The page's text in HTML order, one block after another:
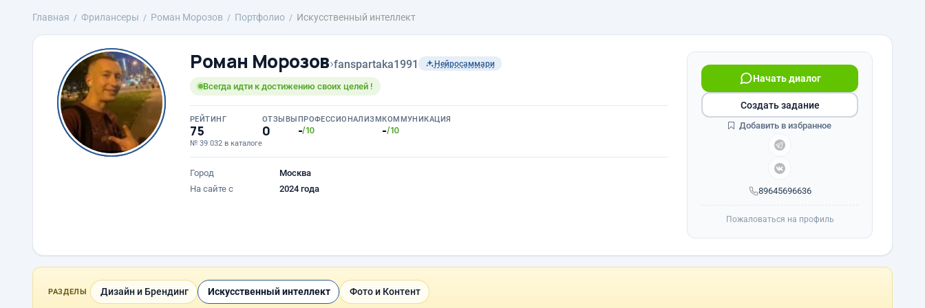
Главная Фрилансеры Роман Морозов Портфолио Искусственный интеллект
Роман Морозов›fanspartaka1991 Нейросаммари
Всегда идти к достижению своих целей !
РЕЙТИНГ
75
№ 39 032 в каталоге
ОТЗЫВЫ
0
ПРОФЕССИОНАЛИЗМ
-/10
КОММУНИКАЦИЯ
-/10
Город
Москва
На сайте с
2024 года 89645696636
Начать диалог
Создать задание
Добавить в избранное
Пожаловаться на профиль
РАЗДЕЛЫ Дизайн и Брендинг Искусственный интеллект Фото и Контент